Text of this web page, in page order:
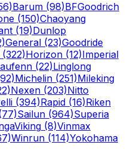
Barum (98)BFGoodrich
(150)Chaoyang
(19)Dunlop
General (23)Goodride
(322)Horizon (12)Imperial
(22)Linglong
Michelin (251)Mileking
Nexen (203)Nitto
(394)Rapid (16)Riken
Sailun (964)Superia
Viking (8)Vinmax
Winrun (114)Yokohama